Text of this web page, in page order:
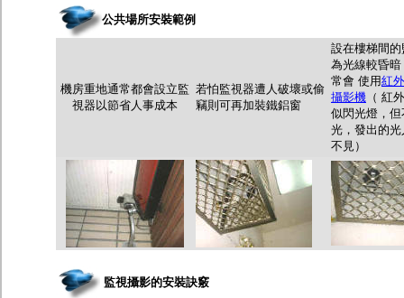
公共場所安裝範例
機房重地通常都會設立監
視器以節省人事成本
若怕監視器遭人破壞或偷
竊則可再加裝鐵鋁窗
設在樓梯間
為光線較昏
常會 使用紅
攝影機 （ 紅
似閃光燈，但
光，發出的
不見）
監視攝影的安裝訣竅